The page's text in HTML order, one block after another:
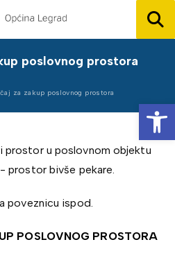
poslovnog prostora
za zakup poslovnog prostora
prostor u poslovnom objektu
prostor bivše pekare.
poveznicu ispod.
POSLOVNOG PROSTORA